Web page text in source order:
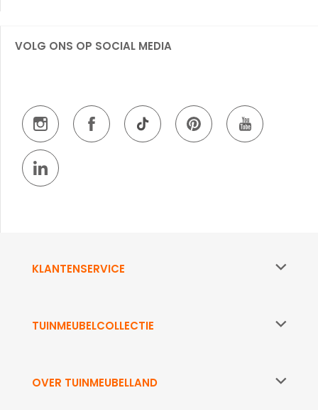
VOLG ONS OP SOCIAL MEDIA
KLANTENSERVICE
TUINMEUBELCOLLECTIE
OVER TUINMEUBELLAND